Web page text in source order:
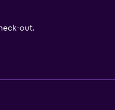
out.